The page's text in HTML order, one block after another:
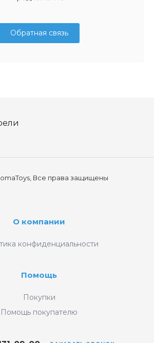
Обратная связь
Все права защищены
О компании
конфиденциальности
Помощь
Покупки
Помощь покупателю